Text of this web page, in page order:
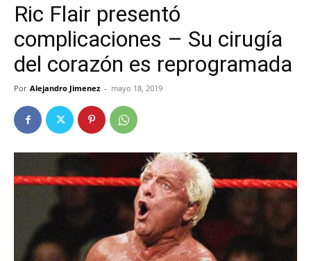
Ric Flair presentó
complicaciones – Su cirugía
del corazón es reprogramada
Por Alejandro Jimenez - mayo 18, 2019